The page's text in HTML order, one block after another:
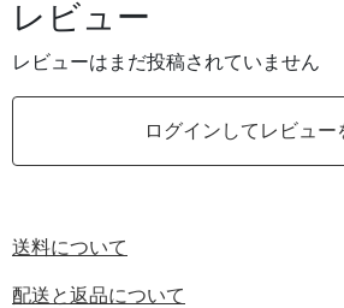
レビュー
レビューはまだ投稿されていません
ログインしてレビュー
送料について
配送と返品について